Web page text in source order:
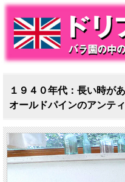
１９４０年代：長い時が
オールドパインのアンテ